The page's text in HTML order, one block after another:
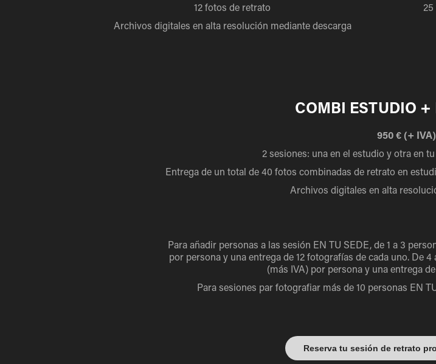
12 fotos de retrato
Archivos digitales en alta resolución mediante descarga
COMBI ESTUDIO +
950 € (+
2 sesiones: una en el estudio y otra en
Entrega de un total de 40 fotos combinadas de retrato en
Archivos digitales en alta
Para añadir personas a las sesión EN TU SEDE, de 1 a 3
por persona y una entrega de 12 fotografías de cada uno. De
(más IVA) por persona y una entrega
Para sesiones par fotografiar más de 10 personas EN
Reserva tu sesión de retrato